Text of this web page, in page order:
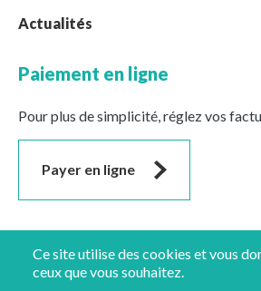
Ce site utilise des cookies et vous
ceux que vous souhaitez.
Actualités
Paiement en ligne
Pour plus de simplicité, réglez vos
Payer en ligne
Suivez-nous